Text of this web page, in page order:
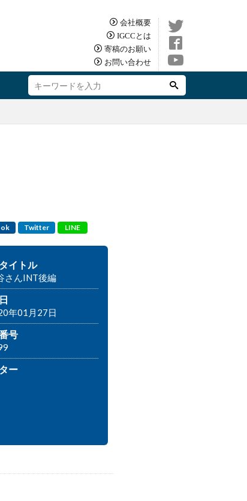
会社概要
IGCCとは
寄稿のお願い
お問い合わせ
Twitter LINE
イトル
さんINT後編
年01月27日
号
ー